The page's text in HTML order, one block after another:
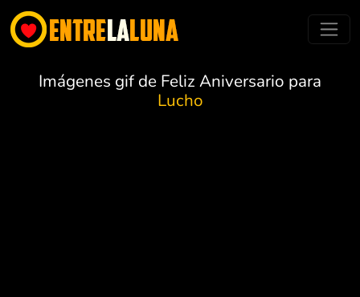
Imágenes gif de Feliz Aniversario para
Lucho